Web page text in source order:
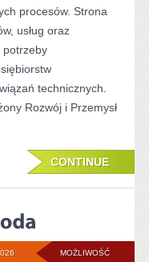
procesów. Strona
usług oraz
potrzeby
technicznych.
Rozwój i Przemysł
CONTINUE
MOŻLIWOŚĆ